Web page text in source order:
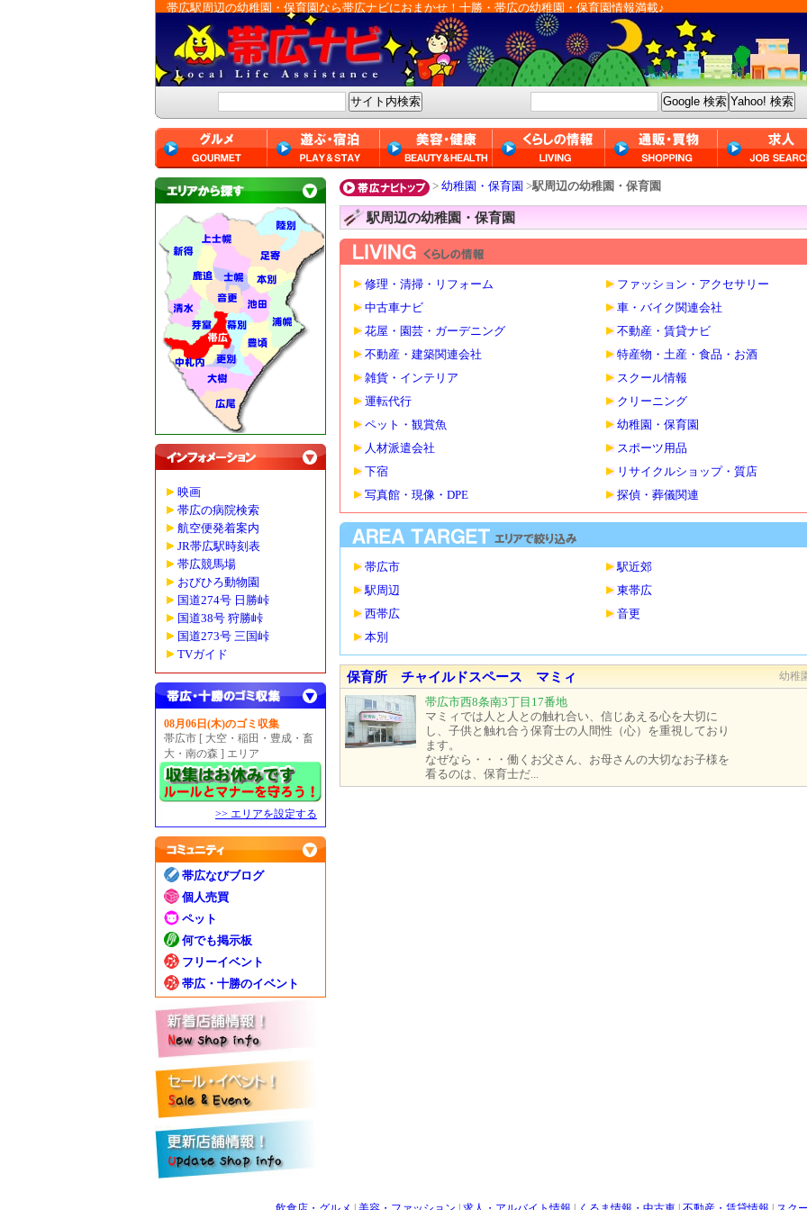
帯広駅周辺の幼稚園・保育園なら帯広ナビにおまかせ！十勝・帯広の幼稚園・保育園情報満載♪
映画
帯広の病院検索
航空便発着案内
JR帯広駅時刻表
帯広競馬場
おびひろ動物園
国道274号 日勝峠
国道38号 狩勝峠
国道273号 三国峠
TVガイド
08月06日(木)のゴミ収集
帯広市 [ 大空・稲田・豊成・畜
大・南の森 ] エリア
>> エリアを設定する
帯広なびブログ
個人売買
ペット
何でも掲示板
フリーイベント
帯広・十勝のイベント
> 幼稚園・保育園 >駅周辺の幼稚園・保育園
駅周辺の幼稚園・保育園
修理・清掃・リフォーム
ファッション・アクセサリー
中古車ナビ
車・バイク関連会社
花屋・園芸・ガーデニング
不動産・賃貸ナビ
不動産・建築関連会社
特産物・土産・食品・お酒
雑貨・インテリア
スクール情報
運転代行
クリーニング
ペット・観賞魚
幼稚園・保育園
人材派遣会社
スポーツ用品
下宿
リサイクルショップ・質店
写真館・現像・DPE
探偵・葬儀関連
帯広市
駅近郊
駅周辺
東帯広
西帯広
音更
本別
保育所 チャイルドスペース マミィ 幼稚
帯広市西8条南3丁目17番地
マミィでは人と人との触れ合い、信じあえる心を大切に
し、子供と触れ合う保育士の人間性（心）を重視しており
ます。
なぜなら・・・働くお父さん、お母さんの大切なお子様を
看るのは、保育士だ...